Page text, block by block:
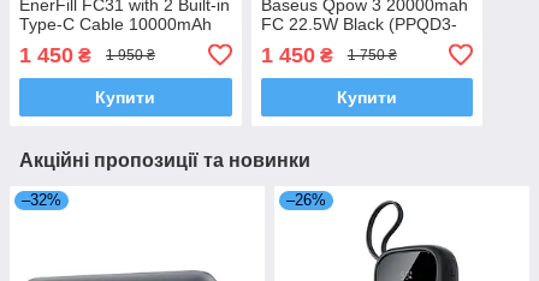
EnerFill FC31 with 2 Built-in
Type-C Cable 10000mAh
45W (P10082102123-00)
1 450 ₴ 1 950 ₴
Купити
Baseus Qpow 3 20000mah
FC 22.5W Black (PPQD3-
1 450₴ 1 750 ₴
Купити
Акційні пропозиції та новинки
–32% –26%